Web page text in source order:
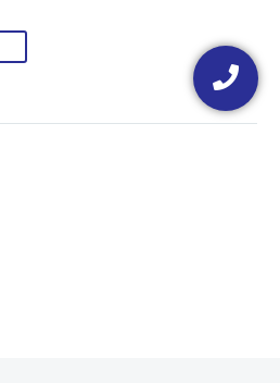
Floating
button